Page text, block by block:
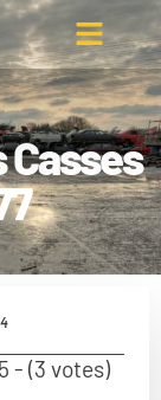
Casses
- (3 votes)